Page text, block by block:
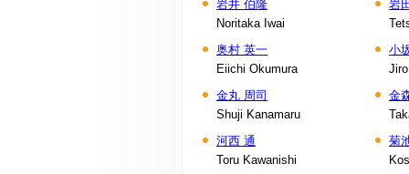
岩井 伯隆
Noritaka Iwai
岩
奥村 英一
Eiichi Okumura
小
金丸 周司
Shuji Kanamaru
金
河西 通
Toru Kawanishi
菊